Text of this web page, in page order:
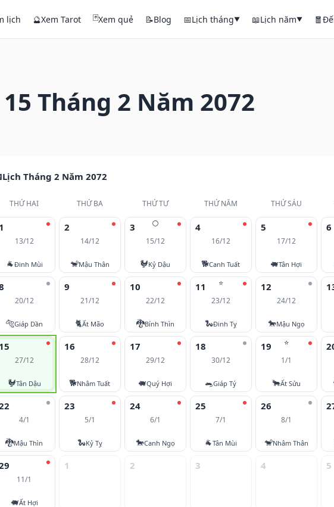
lịch 🔮Xem Tarot 🃏Xem quẻ 📝Blog 📅Lịch tháng▼ 📖Lịch năm▼ 🧧
Tháng 2 Năm 2072
Lịch Tháng 2 Năm 2072
THỨ HAI THỨ BA THỨ TƯ THỨ NĂM THỨ SÁU
1
13/12
🐐Đinh Mùi
2
14/12
🐒Mậu Thân
🌕
3
15/12
🐓Kỷ Dậu
4
16/12
🐕Canh Tuất
5
17/12
🐖Tân Hợi
6
20/12
🐅Giáp Dần
9
21/12
🐈Ất Mão
10
22/12
🐉Bính Thìn
⭐
11
23/12
🐍Đinh Tỵ
12
24/12
🐎Mậu Ngọ
15
27/12
🐓Tân Dậu
16
28/12
🐕Nhâm Tuất
17
29/12
🐖Quý Hợi
18
30/12
🐀Giáp Tý
⭐
19
1/1
🐂Ất Sửu
4/1
🐉Mậu Thìn
23
5/1
🐍Kỷ Tỵ
24
6/1
🐎Canh Ngọ
25
7/1
🐐Tân Mùi
26
8/1
🐒Nhâm Thân
11/1
🐖Ất Hợi
1 2 3 4 5